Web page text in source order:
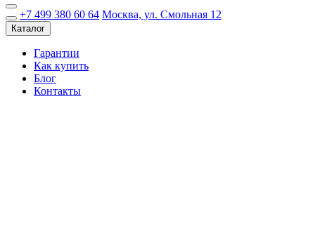
+7 499 380 60 64 Москва, ул. Смольная 12
Каталог
Гарантии
Как купить
Блог
Контакты